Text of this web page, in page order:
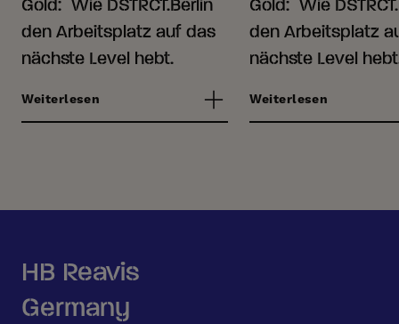
den Arbeitsplatz auf das
nächste Level hebt.
Weiterlesen
den Arbeitsplatz
nächste Level
Weiterlesen
HB Reavis
Germany